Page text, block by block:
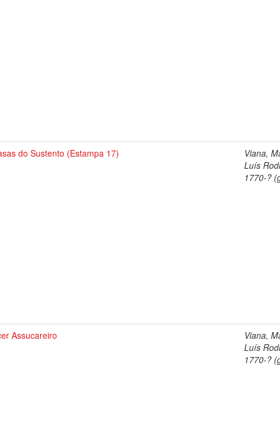
do Sustento (Estampa 17)
Viana,
Luís
1770-?
Assucareiro
Viana,
Luís
1770-?